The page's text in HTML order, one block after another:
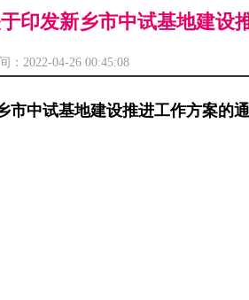
印发新乡市中试基地建设
04-26 00:45:08
市中试基地建设推进工作方案的